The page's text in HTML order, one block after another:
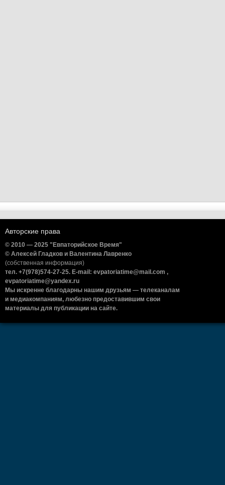
Авторские права
© 2010 — 2025 "Евпаторийское Время"
© Алексей Гладков и Валентина Лавренко
(собственная информация)
тел. +7(978)574-27-25. E-mail: evpatoriatime@mail.com ,
evpatoriatime@yandex.ru
Мы искренне благодарны нашим друзьям — телеканалам
и медиакомпаниям, любезно предоставившим свои
материалы для публикации на сайте.